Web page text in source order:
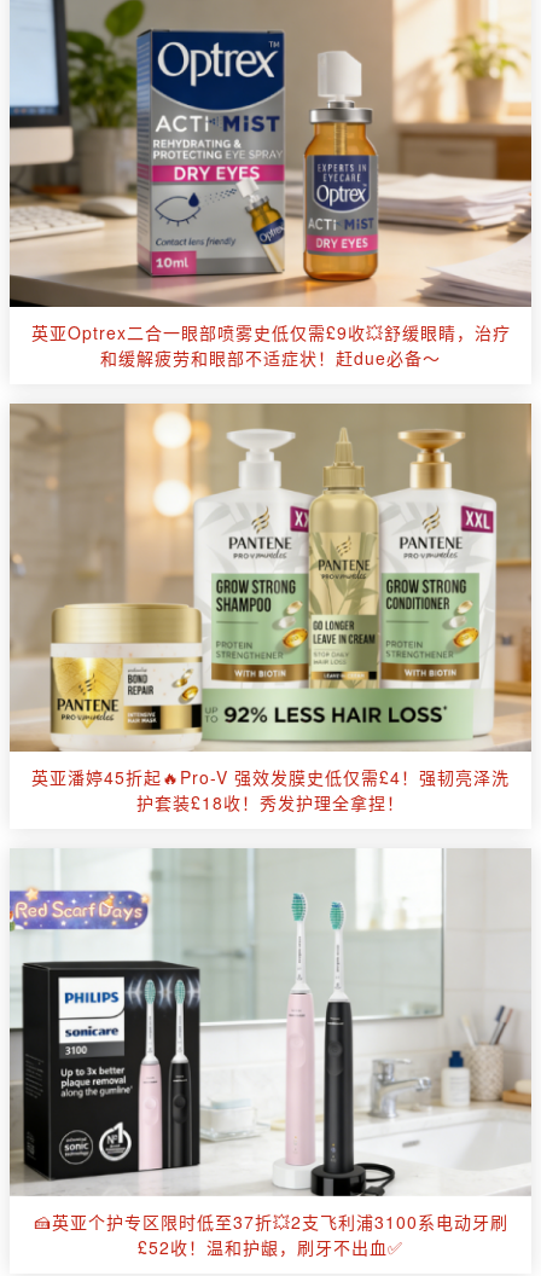
英亚Optrex二合一眼部喷雾史低仅需£9收💥舒缓眼睛，治疗
和缓解疲劳和眼部不适症状！赶due必备～
英亚潘婷45折起🔥Pro-V 强效发膜史低仅需£4！强韧亮泽洗
护套装£18收！秀发护理全拿捏！
🍰英亚个护专区限时低至37折💥2支飞利浦3100系电动牙刷
£52收！温和护龈，刷牙不出血✅